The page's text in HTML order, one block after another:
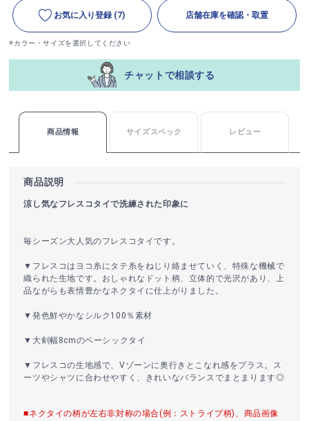
お気に入り登録 (7) 店舗在庫を確認・取置
※カラー・サイズを選択してください
チャットで相談する
商品情報 サイズスペック レビュー
商品説明
涼し気なフレスコタイで洗練された印象に
毎シーズン大人気のフレスコタイです。
▼フレスコはヨコ糸にタテ糸をねじり絡ませていく、特殊な機械で
織られた生地です。おしゃれなドット柄、立体的で光沢があり、上
品ながらも表情豊かなネクタイに仕上がりました。
▼発色鮮やかなシルク100％素材
▼大剣幅8cmのベーシックタイ
▼フレスコの生地感で、Vゾーンに奥行きとこなれ感をプラス。ス
ーツやシャツに合わせやすく、きれいなバランスでまとまります◎
■ネクタイの柄が左右非対称の場合(例：ストライプ柄)、商品画像